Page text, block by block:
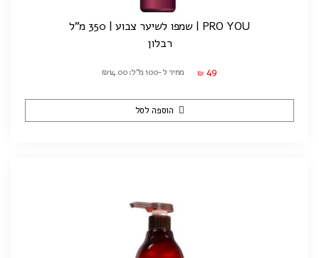
PRO YOU | שמפו לשיער צבוע | 350 מ"ל
רבלון
₪ 49 מחיר ל-100 מ"ל: ₪14.00
הוספה לסל